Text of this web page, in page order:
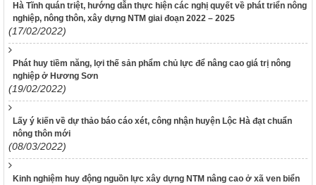
Hà Tĩnh quán triệt, hướng dẫn thực hiện các nghị quyết về phát triển nông
nghiệp, nông thôn, xây dựng NTM giai đoạn 2022 – 2025
(17/02/2022)
Phát huy tiềm năng, lợi thế sản phẩm chủ lực để nâng cao giá trị nông
nghiệp ở Hương Sơn
(19/02/2022)
Lấy ý kiến về dự thảo báo cáo xét, công nhận huyện Lộc Hà đạt chuẩn
nông thôn mới
(08/03/2022)
Kinh nghiệm huy động nguồn lực xây dựng NTM nâng cao ở xã ven biển